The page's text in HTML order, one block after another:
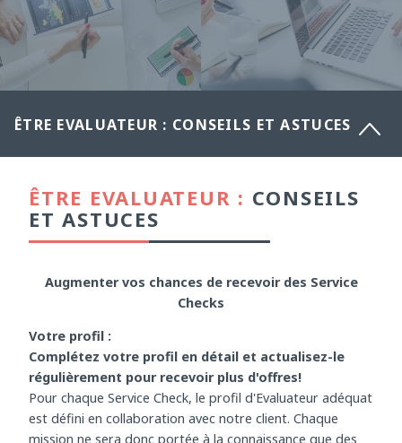
ÊTRE EVALUATEUR : CONSEILS ET ASTUCES
ÊTRE EVALUATEUR :
ET ASTUCES
Augmenter vos chances de recevoir des Service
Votre profil :
Complétez votre profil en détail et actualisez-le
régulièrement pour recevoir plus d'offres!
Pour chaque Service Check, le profil d'Evaluateur adéquat